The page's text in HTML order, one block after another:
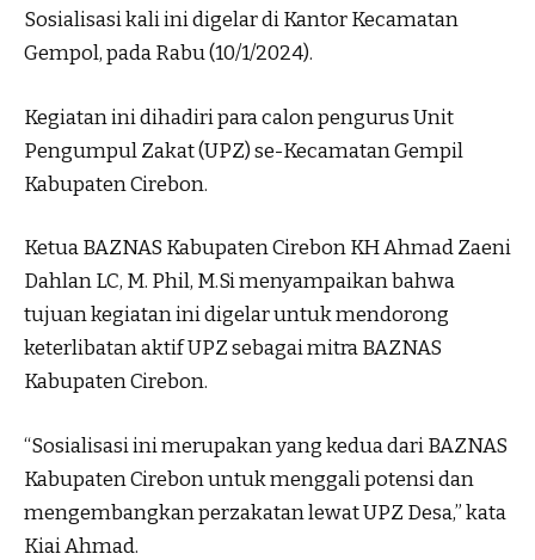
Sosialisasi kali ini digelar di Kantor Kecamatan
Gempol, pada Rabu (10/1/2024).
Kegiatan ini dihadiri para calon pengurus Unit
Pengumpul Zakat (UPZ) se-Kecamatan Gempil
Kabupaten Cirebon.
Ketua BAZNAS Kabupaten Cirebon KH Ahmad Zaeni
Dahlan LC, M. Phil, M.Si menyampaikan bahwa
tujuan kegiatan ini digelar untuk mendorong
keterlibatan aktif UPZ sebagai mitra BAZNAS
Kabupaten Cirebon.
“Sosialisasi ini merupakan yang kedua dari BAZNAS
Kabupaten Cirebon untuk menggali potensi dan
mengembangkan perzakatan lewat UPZ Desa,” kata
Kiai Ahmad.